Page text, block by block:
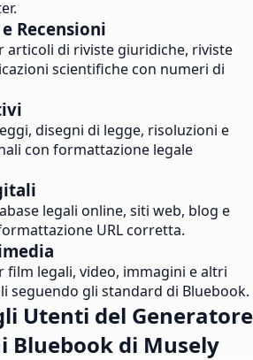
Recensioni
articoli di riviste giuridiche, riviste
scientifiche con numeri di
disegni di legge, risoluzioni e
con formattazione legale
legali online, siti web, blog e
URL corretta.
film legali, video, immagini e altri
seguendo gli standard di Bluebook.
Utenti del Generatore
Bluebook di Musely